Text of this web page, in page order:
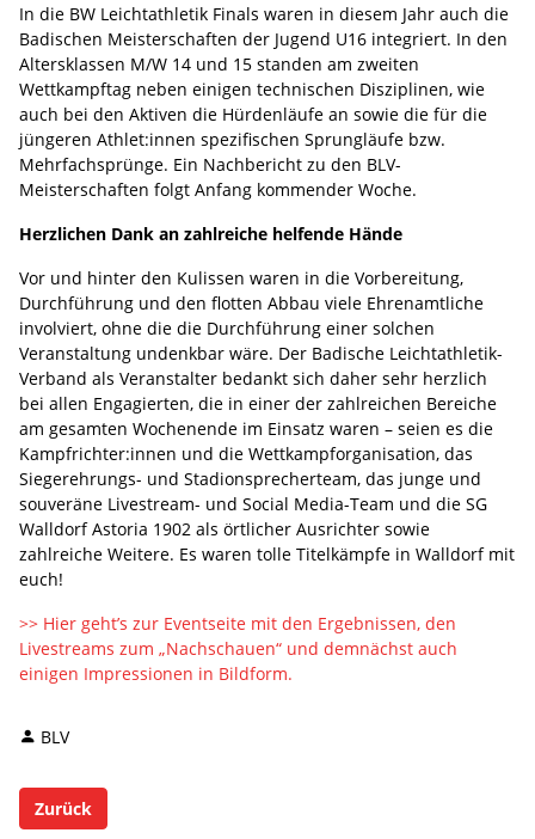
In die BW Leichtathletik Finals waren in diesem Jahr auch die
Badischen Meisterschaften der Jugend U16 integriert. In den
Altersklassen M/W 14 und 15 standen am zweiten
Wettkampftag neben einigen technischen Disziplinen, wie
auch bei den Aktiven die Hürdenläufe an sowie die für die
jüngeren Athlet:innen spezifischen Sprungläufe bzw.
Mehrfachsprünge. Ein Nachbericht zu den BLV-
Meisterschaften folgt Anfang kommender Woche.
Herzlichen Dank an zahlreiche helfende Hände
Vor und hinter den Kulissen waren in die Vorbereitung,
Durchführung und den flotten Abbau viele Ehrenamtliche
involviert, ohne die die Durchführung einer solchen
Veranstaltung undenkbar wäre. Der Badische Leichtathletik-
Verband als Veranstalter bedankt sich daher sehr herzlich
bei allen Engagierten, die in einer der zahlreichen Bereiche
am gesamten Wochenende im Einsatz waren – seien es die
Kampfrichter:innen und die Wettkampforganisation, das
Siegerehrungs- und Stadionsprecherteam, das junge und
souveräne Livestream- und Social Media-Team und die SG
Walldorf Astoria 1902 als örtlicher Ausrichter sowie
zahlreiche Weitere. Es waren tolle Titelkämpfe in Walldorf mit
euch!
>> Hier geht’s zur Eventseite mit den Ergebnissen, den
Livestreams zum „Nachschauen“ und demnächst auch
einigen Impressionen in Bildform.
BLV
Zurück